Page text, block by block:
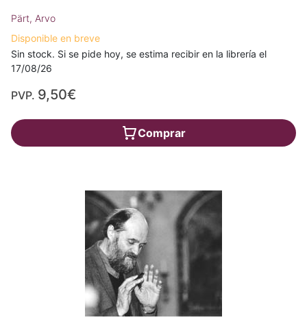
Pärt, Arvo
Disponible en breve
Sin stock. Si se pide hoy, se estima recibir en la librería el
17/08/26
PVP. 9,50€
Comprar